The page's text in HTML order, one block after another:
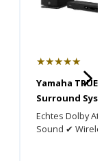
★★★★★
Yamaha TRUE
Surround
Echtes Dolby
Sound ✔